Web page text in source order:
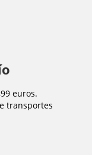
euros.
transportes